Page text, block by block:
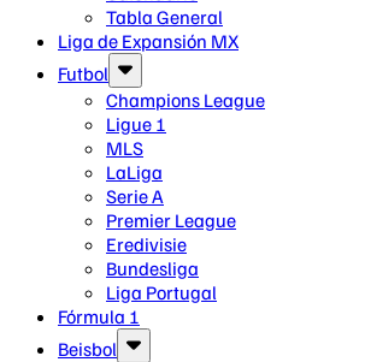
Tabla General
Liga de Expansión MX
Futbol
Champions League
Ligue 1
MLS
LaLiga
Serie A
Premier League
Eredivisie
Bundesliga
Liga Portugal
Fórmula 1
Beisbol